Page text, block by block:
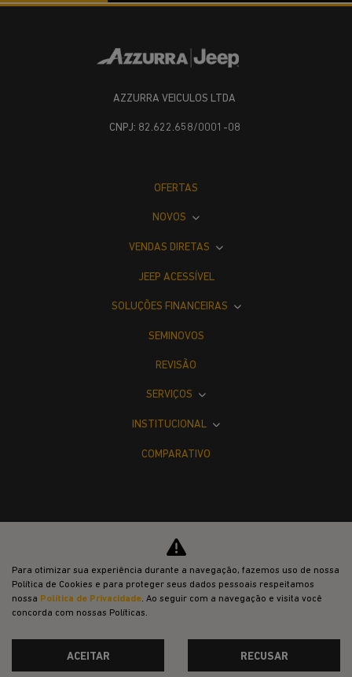
AZZURRA VEICULOS LTDA
CNPJ: 82.622.658/0001-08
OFERTAS
NOVOS
VENDAS DIRETAS
JEEP ACESSÍVEL
SOLUÇÕES FINANCEIRAS
SEMINOVOS
REVISÃO
SERVIÇOS
INSTITUCIONAL
COMPARATIVO
Desacelere. Seu bem maior é a vida.
Para otimizar sua experiência durante a navegação, fazemos uso de nossa
Política de Cookies e para proteger seus dados pessoais respeitamos
nossa Política de Privacidade. Ao seguir com a navegação e visita você
concorda com nossas Políticas.
ACEITAR RECUSAR